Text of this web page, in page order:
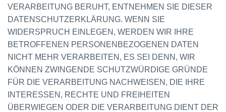
VERARBEITUNG BERUHT, ENTNEHMEN SIE DIESER
DATENSCHUTZERKLÄRUNG. WENN SIE
WIDERSPRUCH EINLEGEN, WERDEN WIR IHRE
BETROFFENEN PERSONENBEZOGENEN DATEN
NICHT MEHR VERARBEITEN, ES SEI DENN, WIR
KÖNNEN ZWINGENDE SCHUTZWÜRDIGE GRÜNDE
FÜR DIE VERARBEITUNG NACHWEISEN, DIE IHRE
INTERESSEN, RECHTE UND FREIHEITEN
ÜBERWIEGEN ODER DIE VERARBEITUNG DIENT DER